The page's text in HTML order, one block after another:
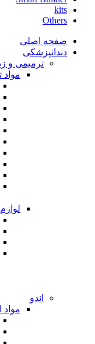
kits
Others
صفحه اصلی
دندانپزشکی
ترمیمی و
مواد
اندو
مواد